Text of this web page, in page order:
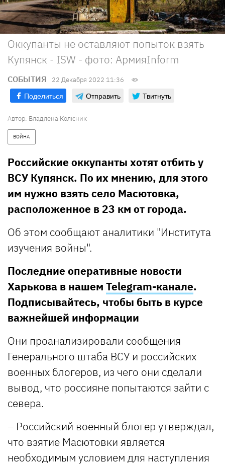
Оккупанты не оставляют попыток взять
Купянск - ISW - фото: АрмияInform
СОБЫТИЯ 22 Декабря 2022 11:36
Поделиться Отправить Твитнуть
Автор: Владлена Колісник
ВОЙНА
Российские оккупанты хотят отбить у
ВСУ Купянск. По их мнению, для этого
им нужно взять село Масютовка,
расположенное в 23 км от города.
Об этом сообщают аналитики "Института
изучения войны".
Последние оперативные новости
Харькова в нашем Telegram-канале.
Подписывайтесь, чтобы быть в курсе
важнейшей информации
Они проанализировали сообщения
Генерального штаба ВСУ и российских
военных блогеров, из чего они сделали
вывод, что россияне попытаются зайти с
севера.
– Российский военный блогер утверждал,
что взятие Масютовки является
необходимым условием для наступления